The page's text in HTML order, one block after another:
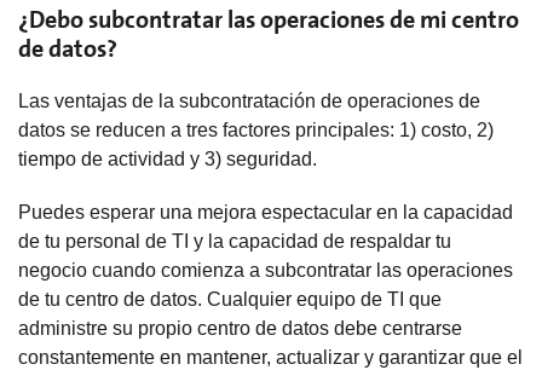
¿Debo subcontratar las operaciones de mi centro
de datos?
Las ventajas de la subcontratación de operaciones de
datos se reducen a tres factores principales: 1) costo, 2)
tiempo de actividad y 3) seguridad.
Puedes esperar una mejora espectacular en la capacidad
de tu personal de TI y la capacidad de respaldar tu
negocio cuando comienza a subcontratar las operaciones
de tu centro de datos. Cualquier equipo de TI que
administre su propio centro de datos debe centrarse
constantemente en mantener, actualizar y garantizar que el